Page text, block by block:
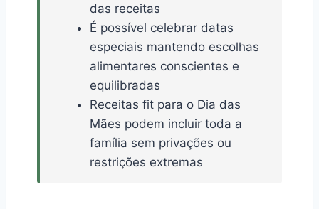
das receitas
É possível celebrar datas
especiais mantendo escolhas
alimentares conscientes e
equilibradas
Receitas fit para o Dia das
Mães podem incluir toda a
família sem privações ou
restrições extremas